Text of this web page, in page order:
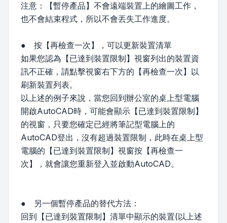
注意：【暫停產品】不會遠端裝置上的繪圖工作，
也不會結束程式，所以不會丟失工作進度。
● 按【再檢查一次】，可以更新裝置清單
如果您認為【已達到裝置限制】視窗列出的裝置資
訊不正確，請點擊視窗右下方的【再檢查一次】以
刷新裝置列表。
以上述的例子來說，當您回到辦公室的桌上型電腦
開啟AutoCAD時，可能會顯示【已達到裝置限制】
的視窗，只要您確定已經將筆記型電腦上的
AutoCAD登出，沒有超過裝置限制，此時在桌上型
電腦的【已達到裝置限制】視窗按【再檢查一
次】，就會讓您重新登入並啟動AutoCAD。
● 另一個暫停產品的替代方法：
回到【已達到裝置限制】清單中顯示的裝置(以上述